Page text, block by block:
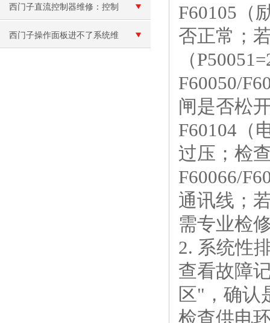
西门子直流控制器维修：控制
信号故障
西门子操作面板进不了系统维
‌F60105（
否正常；
（
‌F60050/
闸是否松
‌F60104（
过压；检
‌F60066/
通讯线；
需专业检
2. 系统性
查看故障
区"，确认
检查供电